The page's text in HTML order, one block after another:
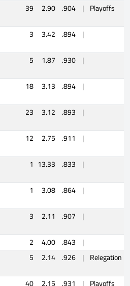
39 2.90 .904 | Playoffs
3 3.42 .894 |
5 1.87 .930 |
18 3.13 .894 |
23 3.12 .893 |
12 2.75 .911
|
1 13.33 .833 |
1 3.08 .864 |
3 2.11 .907 |
2 4.00 .843 |
5 2.14 .926 | Relegation
40 2.15 .931 | Playoffs